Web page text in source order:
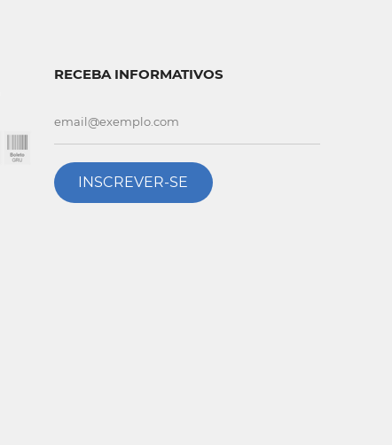
RECEBA INFORMATIVOS
INSCREVER-SE